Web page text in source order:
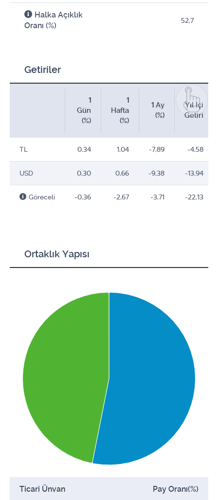
Halka Açıklık
Oranı (%)
52,7
Getiriler
1
Gün
(%)
1
Hafta
(%)
1 Ay
(%)
Yıl İçi
Getiri
TL 0,34 1,04 -7,89 -4,58
USD 0,30 0,66 -9,38 -13,94
Göreceli -0,36 -2,67 -3,71 -22,13
Ortaklık Yapısı
Ticari Ünvan Pay Oranı(%)